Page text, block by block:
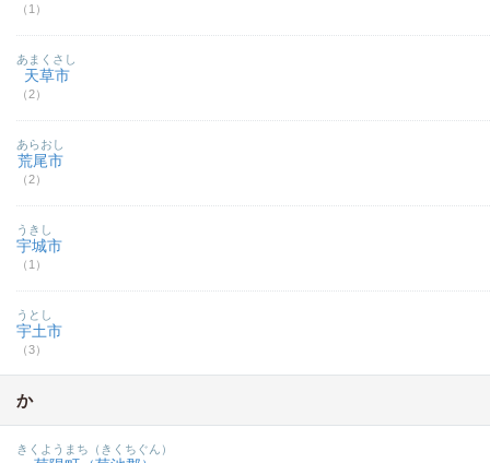
（1）
天草市
（2）
あまくさし
荒尾市
（2）
あらおし
宇城市
（1）
うきし
宇土市
（3）
うとし
か
きくようまち（きくちぐん）